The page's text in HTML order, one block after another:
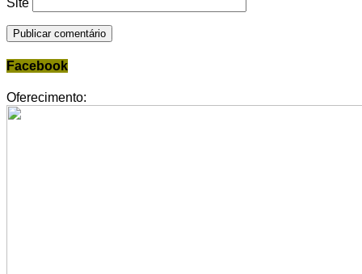
Site
Facebook
Oferecimento: